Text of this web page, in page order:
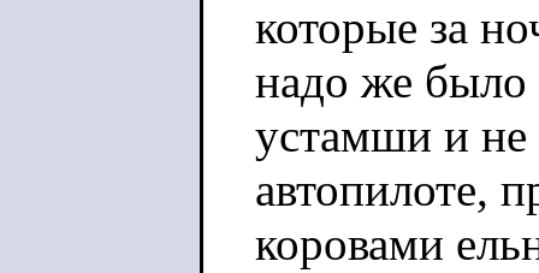
которые за
надо же было
устамши и не
автопилоте,
коровами